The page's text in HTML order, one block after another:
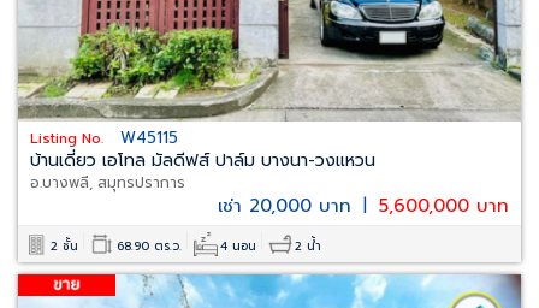
Listing No. W45115
บ้านเดี่ยว เอโทล มัลดีฟส์ ปาล์ม บางนา-วงแหวน
อ.บางพลี, สมุทรปราการ
5,600,000 บาท
|
เช่า 20,000 บาท
2 ชั้น 68.90 ตร.ว. 4 นอน 2 น้ำ